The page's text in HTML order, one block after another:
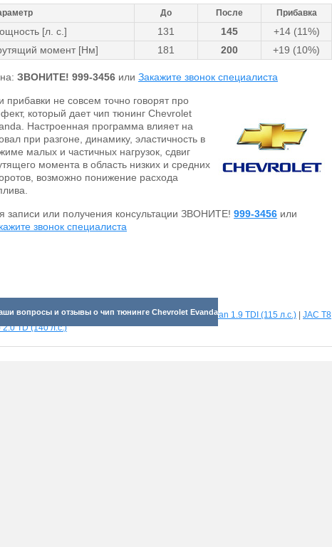
До После Прибавка
[л. с.] 131 145
+14 (11%)
момент [Нм]
181 200 +19 (10%)
ЗВОНИТЕ! 999-3456 или Закажите звонок специалиста
прибавки не совсем точно говорят про
который дает чип тюнинг Chevrolet
Настроенная программа влияет на
при разгоне, динамику, эластичность в
малых и частичных нагрузок, сдвиг
момента в область низких и средних
возможно понижение расхода
записи или получения консультации ЗВОНИТЕ! 999-3456 или
звонок специалиста
вопросы и отзывы о чип тюнинге Chevrolet Evanda
прибавки для разных машин: Volkswagen Sharan 1.9 TDI (115 л.с.)
JAC T8
2.0 TD (140 л.с.)